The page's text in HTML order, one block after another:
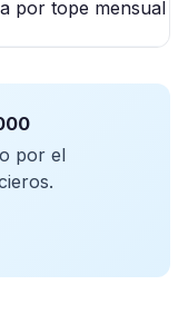
por tope mensual
por el